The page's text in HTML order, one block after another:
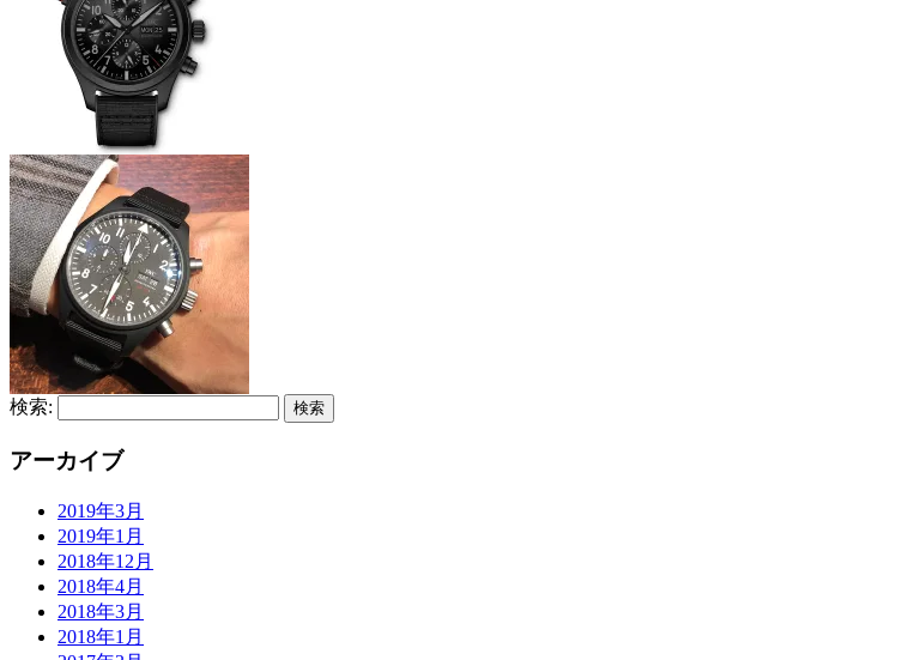
検索:
アーカイブ
2019年3月
2019年1月
2018年12月
2018年4月
2018年3月
2018年1月